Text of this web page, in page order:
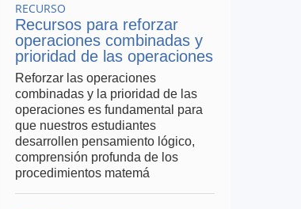
RECURSO
Recursos para reforzar
operaciones combinadas y
prioridad de las operaciones
Reforzar las operaciones
combinadas y la prioridad de las
operaciones es fundamental para
que nuestros estudiantes
desarrollen pensamiento lógico,
comprensión profunda de los
procedimientos matemá